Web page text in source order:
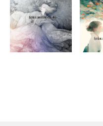
京都・gallery 春と修羅
AIグループ展（14名参加）